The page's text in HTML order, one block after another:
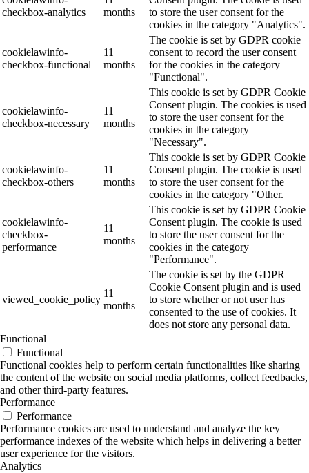
checkbox-analytics
months
to store the user consent for the
cookies in the category "Analytics".
cookielawinfo-
checkbox-functional
11
months
The cookie is set by GDPR cookie
consent to record the user consent
for the cookies in the category
"Functional".
cookielawinfo-
checkbox-necessary
11
months
This cookie is set by GDPR Cookie
Consent plugin. The cookies is used
to store the user consent for the
cookies in the category
"Necessary".
cookielawinfo-
checkbox-others
11
months
This cookie is set by GDPR Cookie
Consent plugin. The cookie is used
to store the user consent for the
cookies in the category "Other.
cookielawinfo-
checkbox-
performance
11
months
This cookie is set by GDPR Cookie
Consent plugin. The cookie is used
to store the user consent for the
cookies in the category
"Performance".
viewed_cookie_policy
11
months
The cookie is set by the GDPR
Cookie Consent plugin and is used
to store whether or not user has
consented to the use of cookies. It
does not store any personal data.
Functional
Functional
Functional cookies help to perform certain functionalities like sharing
the content of the website on social media platforms, collect feedbacks,
and other third-party features.
Performance
Performance
Performance cookies are used to understand and analyze the key
performance indexes of the website which helps in delivering a better
user experience for the visitors.
Analytics